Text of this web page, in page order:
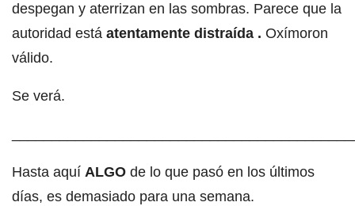
despegan y aterrizan en las sombras. Parece que la
autoridad está atentamente distraída . Oxímoron
válido.
Se verá.
Hasta aquí ALGO de lo que pasó en los últimos
días, es demasiado para una semana.